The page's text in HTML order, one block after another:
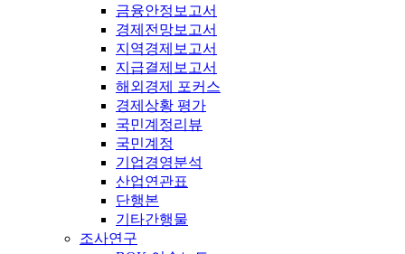
금융안정보고서
경제전망보고서
지역경제보고서
지급결제보고서
해외경제 포커스
경제상황 평가
국민계정리뷰
국민계정
기업경영분석
산업연관표
단행본
기타간행물
조사연구